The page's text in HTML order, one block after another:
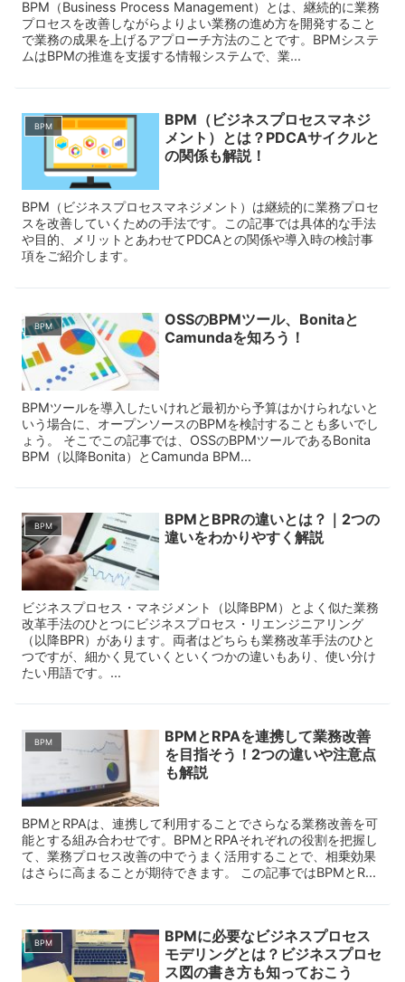
BPM（Business Process Management）とは、継続的に業務
プロセスを改善しながらよりよい業務の進め方を開発すること
で業務の成果を上げるアプローチ方法のことです。BPMシステ
ムはBPMの推進を支援する情報システムで、業...
BPM
BPM（ビジネスプロセスマネジ
メント）とは？PDCAサイクルと
の関係も解説！
BPM（ビジネスプロセスマネジメント）は継続的に業務プロセ
スを改善していくための手法です。この記事では具体的な手法
や目的、メリットとあわせてPDCAとの関係や導入時の検討事
項をご紹介します。
BPM
OSSのBPMツール、Bonitaと
Camundaを知ろう！
BPMツールを導入したいけれど最初から予算はかけられないと
いう場合に、オープンソースのBPMを検討することも多いでし
ょう。 そこでこの記事では、OSSのBPMツールであるBonita
BPM（以降Bonita）とCamunda BPM...
BPM
BPMとBPRの違いとは？｜2つの
違いをわかりやすく解説
ビジネスプロセス・マネジメント（以降BPM）とよく似た業務
改革手法のひとつにビジネスプロセス・リエンジニアリング
（以降BPR）があります。両者はどちらも業務改革手法のひと
つですが、細かく見ていくといくつかの違いもあり、使い分け
たい用語です。...
BPM
BPMとRPAを連携して業務改善
を目指そう！2つの違いや注意点
も解説
BPMとRPAは、連携して利用することでさらなる業務改善を可
能とする組み合わせです。BPMとRPAそれぞれの役割を把握し
て、業務プロセス改善の中でうまく活用することで、相乗効果
はさらに高まることが期待できます。 この記事ではBPMとR...
BPM
BPMに必要なビジネスプロセス
モデリングとは？ビジネスプロセ
ス図の書き方も知っておこう